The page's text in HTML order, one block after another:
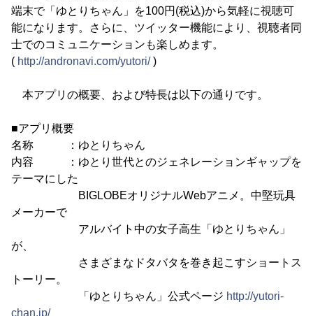
端末で「ゆとりちゃん」を100円(税込)から気軽に視聴可
能になります。さらに、ツイッター機能により、視聴者同
士でのコミュニケーションも楽しめます。
( http://andronavi.com/yutori/)
本アプリの概要、および特長は以下の通りです。
■アプリ概要
名称 ：ゆとりちゃん
内容 ：ゆとり世代とのジェネレーションギャップを
テーマにした
BIGLOBEオリジナルWebアニメ。中堅玩具
メーカーで
アルバイト中の女子高生「ゆとりちゃん」
が、
さまざまなドタバタを巻き起こすショートス
トーリー。
「ゆとりちゃん」公式ページ http://yutori-
chan.jp/